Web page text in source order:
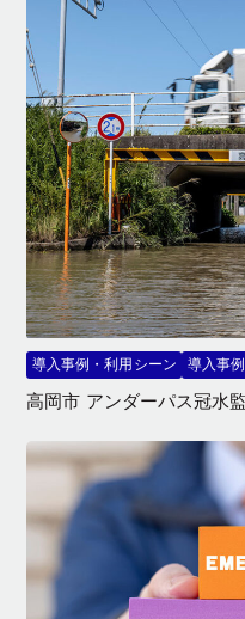
導入事例・利用シーン 導入事例
高岡市 アンダーパス冠水